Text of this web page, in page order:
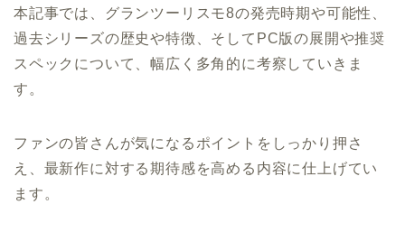
本記事では、グランツーリスモ8の発売時期や可能性、
過去シリーズの歴史や特徴、そしてPC版の展開や推奨
スペックについて、幅広く多角的に考察していきま
す。
ファンの皆さんが気になるポイントをしっかり押さ
え、最新作に対する期待感を高める内容に仕上げてい
ます。